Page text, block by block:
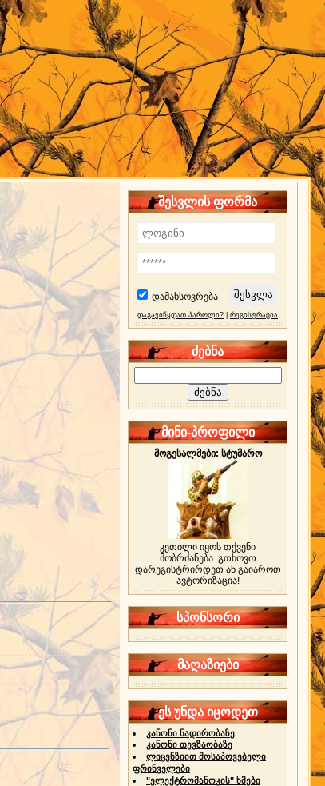
შესვლის ფორმა
დამახსოვრება
დაგავიწყდათ პაროლი? რეგისტრაცია
ძებნა
მინი-პროფილი
მოგესალმები: სტუმარო
კეთილი იყოს თქვენი
მობრძანება. გთხოვთ
დარეგისტრირდეთ ან გაიაროთ
ავტორიზაცია!
სპონსორი
მაღაზიები
ეს უნდა იცოდეთ
კანონი ნადირობაზე
კანონი თევზაობაზე
ლიცენზიით მოსაპოვებელი
ფრინველები
"ელექტრომანოკის" ხმები